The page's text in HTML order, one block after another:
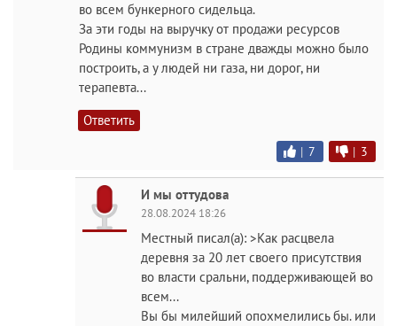
во всем бункерного сидельца.
За эти годы на выручку от продажи ресурсов
Родины коммунизм в стране дважды можно было
построить, а у людей ни газа, ни дорог, ни
терапевта...
Ответить
| 7 | 3
И мы оттудова
28.08.2024 18:26
Местный писал(а): >Как расцвела
деревня за 20 лет своего присутствия
во власти сральни, поддерживающей во
всем...
Вы бы милейший опохмелились бы. или